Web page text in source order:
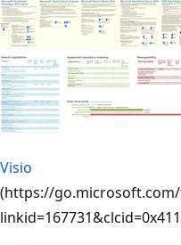
Visio
(https://